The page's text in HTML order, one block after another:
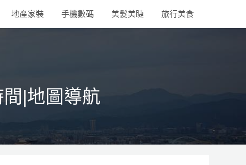
地產家裝 手機數碼 美髮美睫 旅行美食
|地圖導航